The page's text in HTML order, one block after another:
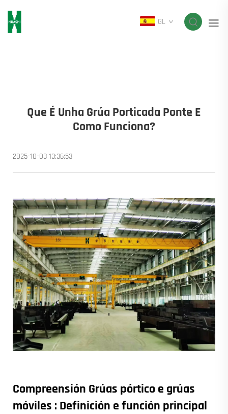
GL
Que É Unha Grúa Porticada Ponte E
Como Funciona?
2025-10-03 13:36:53
Compreensión Grúas pórtico e grúas
móviles : Definición e función principal